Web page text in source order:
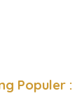
Populer :